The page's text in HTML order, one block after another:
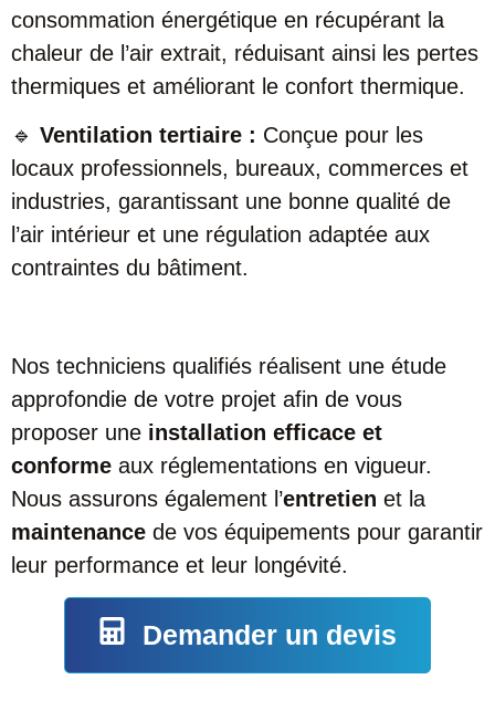
consommation énergétique en récupérant la
chaleur de l’air extrait, réduisant ainsi les pertes
thermiques et améliorant le confort thermique.
🔹 Ventilation tertiaire : Conçue pour les
locaux professionnels, bureaux, commerces et
industries, garantissant une bonne qualité de
l’air intérieur et une régulation adaptée aux
contraintes du bâtiment.
Nos techniciens qualifiés réalisent une étude
approfondie de votre projet afin de vous
proposer une installation efficace et
conforme aux réglementations en vigueur.
Nous assurons également l’entretien et la
maintenance de vos équipements pour garantir
leur performance et leur longévité.
Demander un devis